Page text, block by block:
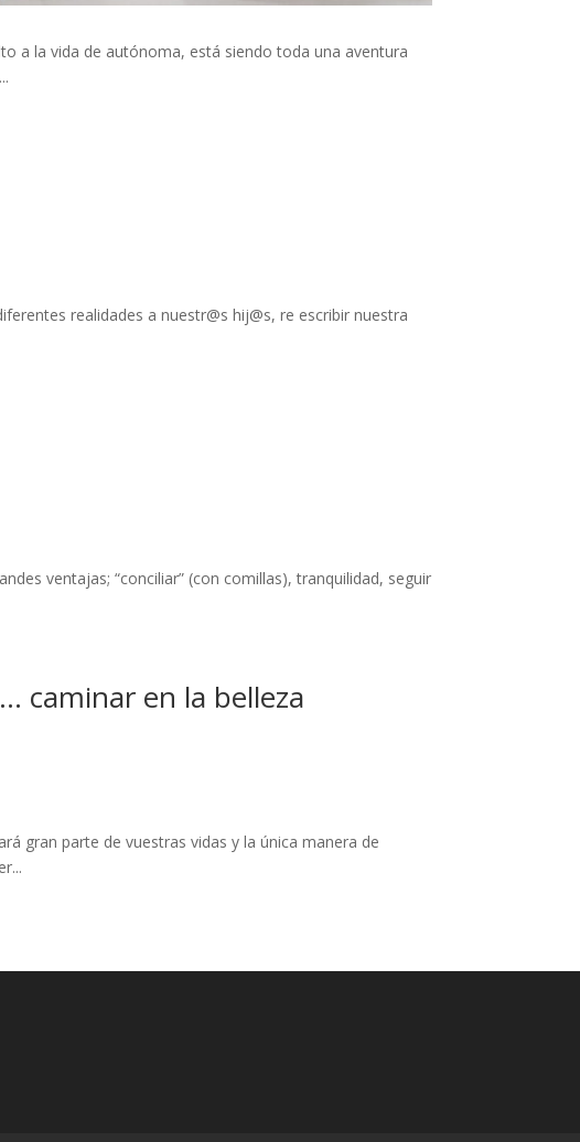
a la vida de autónoma, está siendo toda una aventura
realidades a nuestr@s hij@s, re escribir nuestra
ventajas; “conciliar” (con comillas), tranquilidad, seguir
caminar en la belleza
gran parte de vuestras vidas y la única manera de